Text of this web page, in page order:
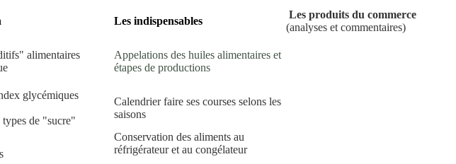
Les indispensables
Les produits du commerce
(analyses et commentaires)
alimentaires
Appelations des huiles alimentaires et
étapes de productions
glycémiques
de "sucre"
Calendrier faire ses courses selons les
saisons
Conservation des aliments au
réfrigérateur et au congélateur